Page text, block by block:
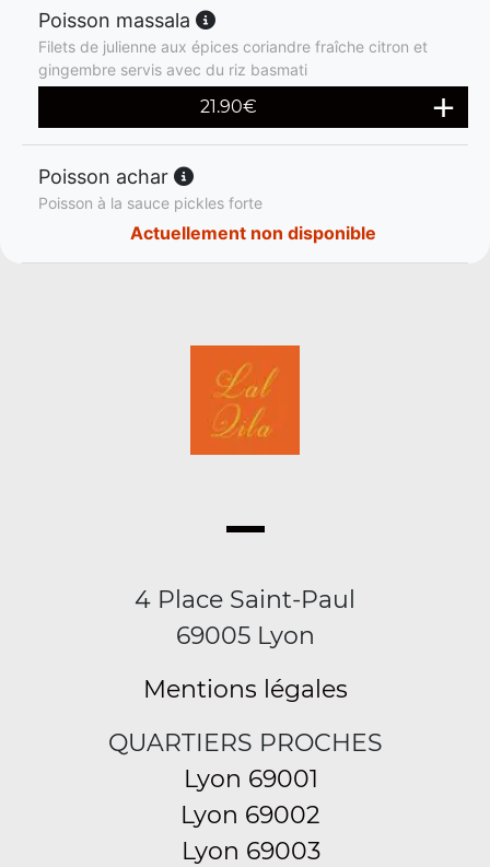
Poisson massala
Filets de julienne aux épices coriandre fraîche citron et
gingembre servis avec du riz basmati
21.90€
Poisson achar
Poisson à la sauce pickles forte
Actuellement non disponible
4 Place Saint-Paul
69005 Lyon
Mentions légales
QUARTIERS PROCHES
Lyon 69001
Lyon 69002
Lyon 69003